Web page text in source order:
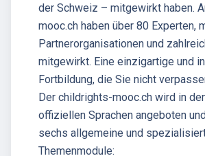
der Schweiz – mitgewirkt haben.
mooc.ch haben über 80 Experten,
Partnerorganisationen und
mitgewirkt. Eine einzigartige und
Fortbildung, die Sie nicht
Der childrights-mooc.ch wird in
offiziellen Sprachen angeboten
sechs allgemeine und
Themenmodule: